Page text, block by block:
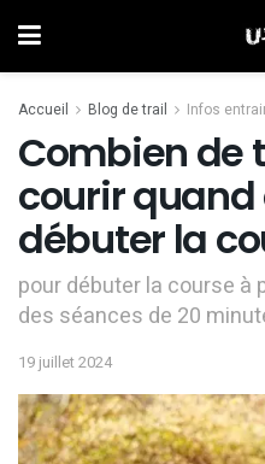
Accueil Blog de trail Infos
Combien
courir
débuter la
pour débuter la course à
des séances de 20
19 juillet 2024